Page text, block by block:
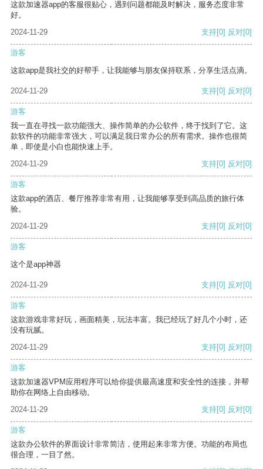
这款加速器app的客服很贴心，遇到问题都能及时解决，服务态度非常
好。
2024-11-29
支持[0] 反对[0]
游客
这款app是我社交的好帮手，让我能够与朋友保持联系，分享生活点滴。
2024-11-29 支持[0] 反对[0]
游客
我一直在寻找一款功能强大、操作简单的办公软件，终于找到了它。这
款软件的功能非常强大，可以满足我日常办公的所有需求。操作也很简
单，即使是小白也能快速上手。
2024-11-29
支持[0] 反对[0]
游客
这款app的酒店、餐厅推荐非常有用，让我能够享受到高品质的旅行体
验。
2024-11-29
支持[0] 反对[0]
游客
这个是app神器
2024-11-29 支持[0] 反对[0]
游客
这款游戏非常好玩，画面精美，玩法丰富。我已经玩了好几个小时，还
没有玩腻。
2024-11-29
支持[0] 反对[0]
游客
这款加速器VPM应用程序可以给你提供最高速度和安全性的连接，并帮
助你在网络上自由移动。
2024-11-29
支持[0] 反对[0]
游客
这款办公软件的界面设计非常简洁，使用起来非常方便。功能的布局也
很合理，一目了然。